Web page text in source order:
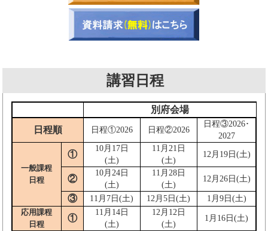
講習日程
別府会場
日程順
日程①2026 日程②2026
日程③2026･
2027
一般課程
日程
①
10月17日
(土)
11月21日
(土)
12月19日(土)
②
10月24日
(土)
11月28日
(土)
12月26日(土)
③ 11月7日(土) 12月5日(土)
1月9日(土)
応用課程
日程
①
11月14日
(土)
12月12日
(土)
1月16日(土)